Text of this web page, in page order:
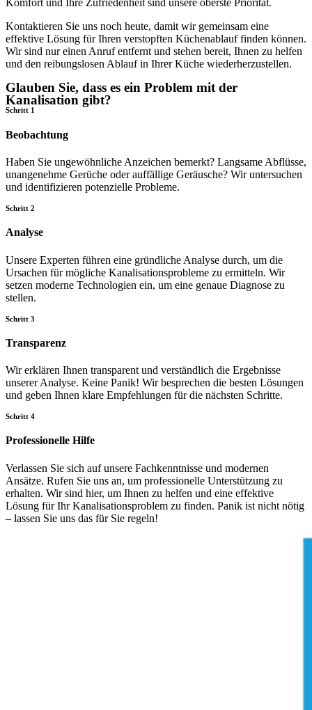
Komfort und Ihre Zufriedenheit sind unsere oberste Priorität.
Kontaktieren Sie uns noch heute, damit wir gemeinsam eine
effektive Lösung für Ihren verstopften Küchenablauf finden können.
Wir sind nur einen Anruf entfernt und stehen bereit, Ihnen zu helfen
und den reibungslosen Ablauf in Ihrer Küche wiederherzustellen.
Glauben Sie, dass es ein Problem mit der
Kanalisation gibt?
Schritt 1
Beobachtung
Haben Sie ungewöhnliche Anzeichen bemerkt? Langsame Abflüsse,
unangenehme Gerüche oder auffällige Geräusche? Wir untersuchen
und identifizieren potenzielle Probleme.
Schritt 2
Analyse
Unsere Experten führen eine gründliche Analyse durch, um die
Ursachen für mögliche Kanalisationsprobleme zu ermitteln. Wir
setzen moderne Technologien ein, um eine genaue Diagnose zu
stellen.
Schritt 3
Transparenz
Wir erklären Ihnen transparent und verständlich die Ergebnisse
unserer Analyse. Keine Panik! Wir besprechen die besten Lösungen
und geben Ihnen klare Empfehlungen für die nächsten Schritte.
Schritt 4
Professionelle Hilfe
Verlassen Sie sich auf unsere Fachkenntnisse und modernen
Ansätze. Rufen Sie uns an, um professionelle Unterstützung zu
erhalten. Wir sind hier, um Ihnen zu helfen und eine effektive
Lösung für Ihr Kanalisationsproblem zu finden. Panik ist nicht nötig
– lassen Sie uns das für Sie regeln!